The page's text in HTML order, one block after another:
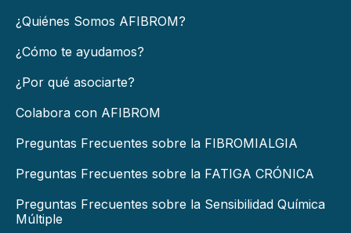
¿Quiénes Somos AFIBROM?
¿Cómo te ayudamos?
¿Por qué asociarte?
Colabora con AFIBROM
Preguntas Frecuentes sobre la FIBROMIALGIA
Preguntas Frecuentes sobre la FATIGA CRÓNICA
Preguntas Frecuentes sobre la Sensibilidad Química
Múltiple